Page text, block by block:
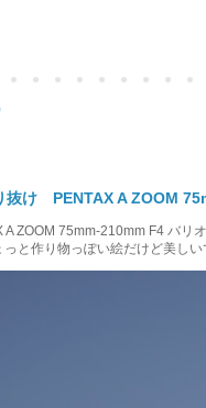
抜け PENTAX A ZOOM
A ZOOM 75mm-210mm F4 バリ
と作り物っぽい絵だけど美し